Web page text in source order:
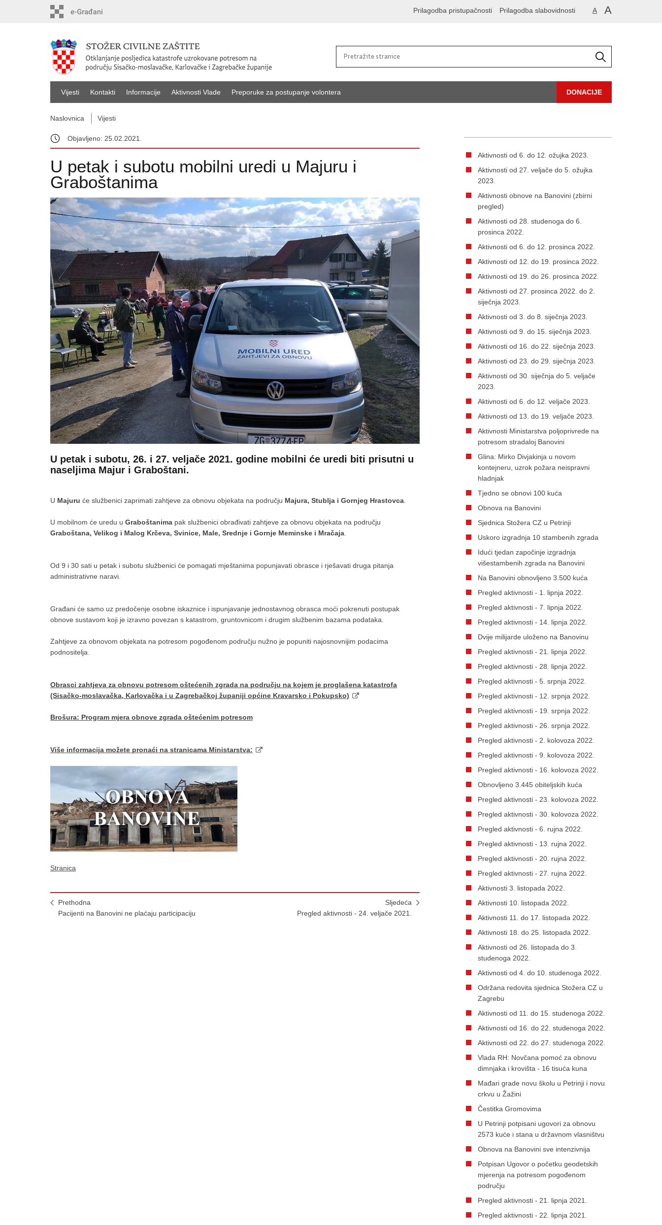
A A
Prilagodba pristupačnosti Prilagodba slabovidnosti
Vijesti Kontakti Informacije Aktivnosti Vlade Preporuke za postupanje volontera DONACIJE
Naslovnica Vijesti
Objavljeno: 25.02.2021.
U petak i subotu mobilni uredi u Majuru i
Graboštanima
U petak i subotu, 26. i 27. veljače 2021. godine mobilni će uredi biti prisutni u
naseljima Majur i Graboštani.
U Majuru će službenici zaprimati zahtjeve za obnovu objekata na području Majura, Stublja i Gornjeg Hrastovca
U mobilnom će uredu u Graboštanima pak službenici obrađivati zahtjeve za obnovu objekata na području
Graboštana, Velikog i Malog Krčeva, Svinice, Male, Srednje i Gornje Meminske i Mračaja
Od 9 i 30 sati u petak i subotu službenici će pomagati mještanima popunjavati obrasce i rješavati druga pitanja
administrativne naravi.
Građani će samo uz predočenje osobne iskaznice i ispunjavanje jednostavnog obrasca moći pokrenuti postupak
obnove sustavom koji je izravno povezan s katastrom, gruntovnicom i drugim službenim bazama podataka.
Zahtjeve za obnovom objekata na potresom pogođenom području nužno je popuniti najosnovnijim podacima
podnositelja.
Obrasci zahtjeva za obnovu potresom oštećenih zgrada na području na kojem je proglašena katastrofa
(Sisačko-moslavačka, Karlovačka i u Zagrebačkoj županiji općine Kravarsko i Pokupsko)
Brošura: Program mjera obnove zgrada oštećenim potresom
Više informacija možete pronaći na stranicama Ministarstva:
Stranica
Prethodna
Pacijenti na Banovini ne plaćaju participaciju
Sljedeća
Pregled aktivnosti - 24. veljače 2021.
Aktivnosti od 6. do 12. ožujka 2023.
Aktivnosti od 27. veljače do 5. ožujka
2023.
Aktivnosti obnove na Banovini (zbirni
pregled)
Aktivnosti od 28. studenoga do 6.
prosinca 2022.
Aktivnosti od 6. do 12. prosinca 2022.
Aktivnosti od 12. do 19. prosinca 2022.
Aktivnosti od 19. do 26. prosinca 2022.
Aktivnosti od 27. prosinca 2022. do 2.
siječnja 2023.
Aktivnosti od 3. do 8. siječnja 2023.
Aktivnosti od 9. do 15. siječnja 2023.
Aktivnosti od 16. do 22. siječnja 2023.
Aktivnosti od 23. do 29. siječnja 2023.
Aktivnosti od 30. siječnja do 5. veljače
2023.
Aktivnosti od 6. do 12. veljače 2023.
Aktivnosti od 13. do 19. veljače 2023.
Aktivnosti Ministarstva poljoprivrede na
potresom stradaloj Banovini
Glina: Mirko Divjakinja u novom
kontejneru, uzrok požara neispravni
hladnjak
Tjedno se obnovi 100 kuća
Obnova na Banovini
Sjednica Stožera CZ u Petrinji
Uskoro izgradnja 10 stambenih zgrada
Idući tjedan započinje izgradnja
višestambenih zgrada na Banovini
Na Banovini obnovljeno 3.500 kuća
Pregled aktivnosti - 1. lipnja 2022.
Pregled aktivnosti - 7. lipnja 2022.
Pregled aktivnosti - 14. lipnja 2022.
Dvije milijarde uloženo na Banovinu
Pregled aktivnosti - 21. lipnja 2022.
Pregled aktivnosti - 28. lipnja 2022.
Pregled aktivnosti - 5. srpnja 2022.
Pregled aktivnosti - 12. srpnja 2022.
Pregled aktivnosti - 19. srpnja 2022.
Pregled aktivnosti - 26. srpnja 2022.
Pregled aktivnosti - 2. kolovoza 2022.
Pregled aktivnosti - 9. kolovoza 2022.
Pregled aktivnosti - 16. kolovoza 2022.
Obnovljeno 3.445 obiteljskih kuća
Pregled aktivnosti - 23. kolovoza 2022.
Pregled aktivnosti - 30. kolovoza 2022.
Pregled aktivnosti - 6. rujna 2022.
Pregled aktivnosti - 13. rujna 2022.
Pregled aktivnosti - 20. rujna 2022.
Pregled aktivnosti - 27. rujna 2022.
Aktivnosti 3. listopada 2022.
Aktivnosti 10. listopada 2022.
Aktivnosti 11. do 17. listopada 2022.
Aktivnosti 18. do 25. listopada 2022.
Aktivnosti od 26. listopada do 3.
studenoga 2022.
Aktivnosti od 4. do 10. studenoga 2022.
Održana redovita sjednica Stožera CZ u
Zagrebu
Aktivnosti od 11. do 15. studenoga 2022.
Aktivnosti od 16. do 22. studenoga 2022.
Aktivnosti od 22. do 27. studenoga 2022.
Vlada RH: Novčana pomoć za obnovu
dimnjaka i krovišta - 16 tisuća kuna
Mađari grade novu školu u Petrinji i novu
crkvu u Žažini
Čestitka Gromovima
U Petrinji potpisani ugovori za obnovu
2573 kuće i stana u državnom vlasništvu
Obnova na Banovini sve intenzivnija
Potpisan Ugovor o početku geodetskih
mjerenja na potresom pogođenom
području
Pregled aktivnosti - 21. lipnja 2021.
Pregled aktivnosti - 22. lipnja 2021.